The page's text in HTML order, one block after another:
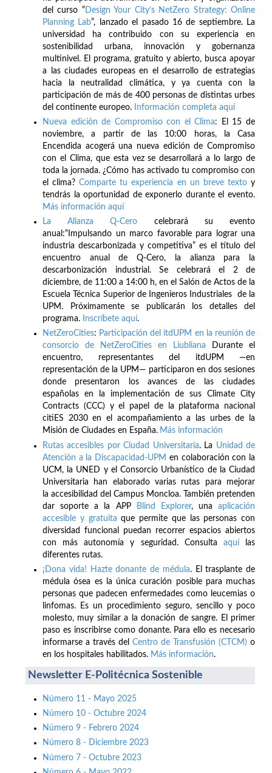
del curso “Design Your City’s NetZero Strategy: Online
Planning Lab”, lanzado el pasado 16 de septiembre. La
universidad ha contribuido con su experiencia en
sostenibilidad urbana, innovación y gobernanza
multinivel. El programa, gratuito y abierto, busca apoyar
a las ciudades europeas en el desarrollo de estrategias
hacia la neutralidad climática, y ya cuenta con la
participación de más de 400 personas de distintas urbes
del continente europeo.
Información completa aquí
Nueva edición de Compromiso con el Clima: El 15 de
noviembre, a partir de las 10:00 horas, la Casa
Encendida acogerá una nueva edición de Compromiso
con el Clima, que esta vez se desarrollará a lo largo de
toda la jornada. ¿Cómo has activado tu compromiso con
el clima?Comparte tu experiencia en un breve textoy
tendrás la oportunidad de exponerlo durante el evento.
Más información aquí
La Alianza Q-Cero celebrará su evento
anual:“Impulsando un marco favorable para lograr una
industria descarbonizada y competitiva” es el título del
encuentro anual de Q-Cero, la alianza para la
descarbonización industrial. Se celebrará el 2 de
diciembre, de 11:00 a 14:00 h, en el Salón de Actos de la
Escuela Técnica Superior de Ingenieros Industriales de la
UPM. Próximamente se publicarán los detalles del
programa.
Inscríbete aquí.
NetZeroCities: Participación del itdUPM en la reunión de
consorcio de NetZeroCities en Liubliana Durante el
encuentro, representantes del itdUPM —en
representación de la UPM— participaron en dos sesiones
donde presentaron los avances de las ciudades
españolas en la implementación de sus Climate City
Contracts (CCC) y el papel de la plataforma nacional
citiES 2030 en el acompañamiento a las urbes de la
Misión de Ciudades en España. Más información
Rutas accesibles por Ciudad Universitaria. La Unidad de
Atención a la Discapacidad-UPM en colaboración con la
UCM, la UNED y el Consorcio Urbanístico de la Ciudad
Universitaria han elaborado varias rutas para mejorar
la accesibilidad del Campus Moncloa. También pretenden
dar soporte a la APP
Blind Explorer, una aplicación
accesible y gratuita que permite que las personas con
diversidad funcional puedan recorrer espacios abiertos
con más autonomía y seguridad. Consulta aquílas
diferentes rutas.
¡Dona vida! Hazte donante de médula. El trasplante de
médula ósea es la única curación posible para muchas
personas que padecen enfermedades como leucemias o
linfomas. Es un procedimiento seguro, sencillo y poco
molesto, muy similar a la donación de sangre. El primer
paso es inscribirse como donante. Para ello es necesario
informarse a través del Centro de Transfusión (CTCM) o
en los hospitales habilitados. Más información.
Newsletter E-Politécnica Sostenible
Número 11 - Mayo 2025
Número 10 - Octubre 2024
Número 9 - Febrero 2024
Número 8 - Diciembre 2023
Número 7 - Octubre 2023